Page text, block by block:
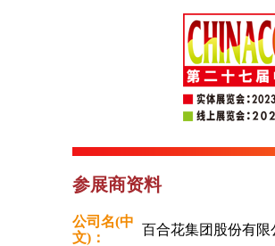
参展商资料
公司名(中
文)：
百合花集团股份有